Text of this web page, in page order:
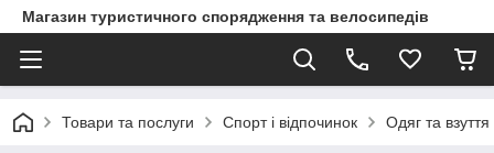
Магазин туристичного спорядження та велосипедів
Товари та послуги Спорт і відпочинок Одяг та